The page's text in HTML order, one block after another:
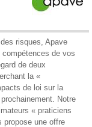
risques, Apave
de vos
de deux
la «
de loi sur la
Notre
« praticiens
propose une offre